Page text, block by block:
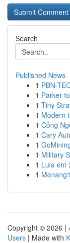
Search
Published News
1 PBN-
1 Parker
1 Tiny
1 Modern
1 Công
1 Cary
1
1 Military
1 Lula em
1
Copyright © 2026 |
Users | Made with